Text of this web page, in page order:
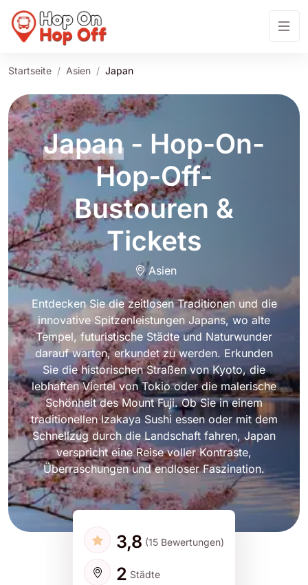
Startseite Asien Japan
Japan - Hop-On-
Hop-Off-
Bustouren &
Tickets
Asien
Entdecken Sie die zeitlosen Traditionen und die
innovative Spitzenleistungen Japans, wo alte
Tempel, futuristische Städte und Naturwunder
darauf warten, erkundet zu werden. Erkunden
Sie die historischen Straßen von Kyoto, die
lebhaften Viertel von Tokio oder die malerische
Schönheit des Mount Fuji. Ob Sie in einem
traditionellen Izakaya Sushi essen oder mit dem
Schnellzug durch die Landschaft fahren, Japan
verspricht eine Reise voller Kontraste,
Überraschungen und endloser Faszination.
3,8 (15 Bewertungen)
2 Städte